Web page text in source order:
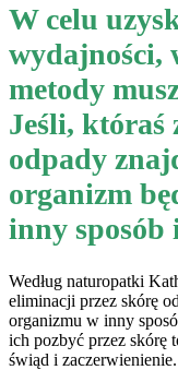
W celu
wydajności,
metody
Jeśli, któraś
odpady
organizm
inny
Według naturopatki
eliminacji przez skórę
organizmu w inny
ich pozbyć przez skórę
świąd i zaczerwienienie.